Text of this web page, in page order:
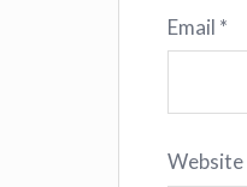
Email *
Website